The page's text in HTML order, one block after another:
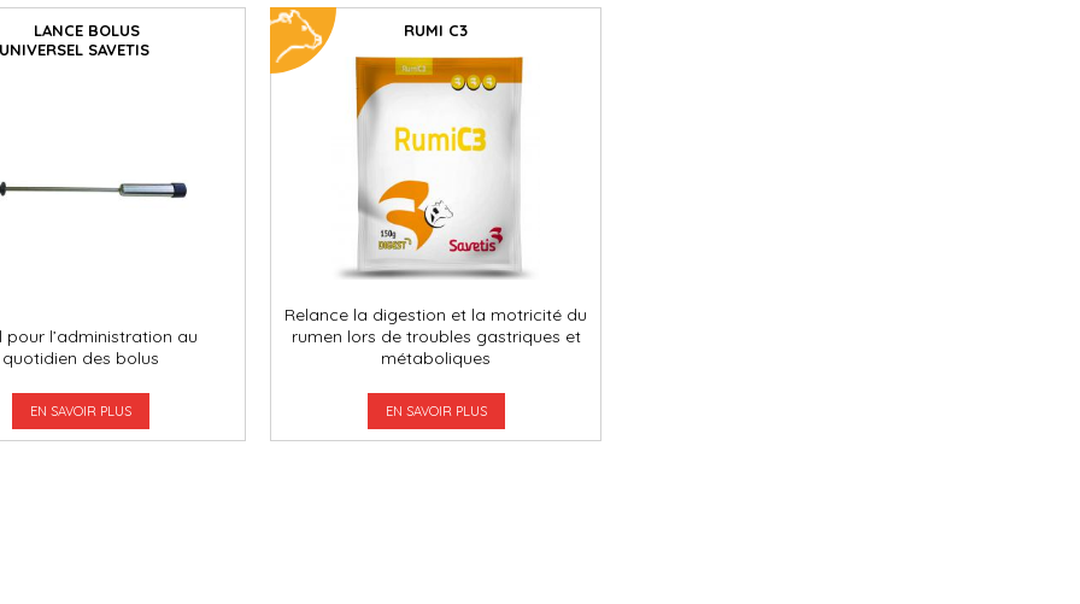
LANCE BOLUS
UNIVERSEL SAVETIS
pour l’administration au
quotidien des bolus
EN SAVOIR PLUS
RUMI C3
Relance la digestion et la motricité du
rumen lors de troubles gastriques et
métaboliques
EN SAVOIR PLUS